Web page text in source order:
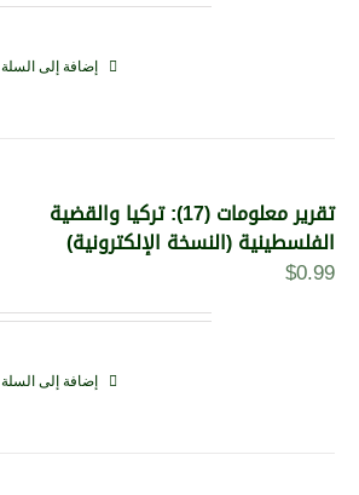
إضافة إلى السلة
تقرير معلومات (17): تركيا والقضية
الفلسطينية (النسخة الإلكترونية)
$0.99
إضافة إلى السلة